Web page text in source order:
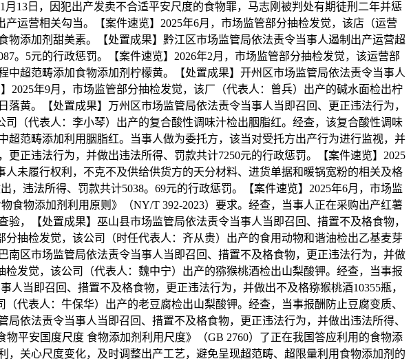
13日，因犯出产发卖不合适平安尺度的食物罪，马志刚被判处有期徒刑二年并惩
运营相关勾当。【案件速览】2025年6月，市场监管部分抽检发觉，该店（运营
添加剂甜美素。【处置成果】黔江区市场监管局依法责令当事人遏制出产运营超
。5元的行政惩罚。【案件速览】2026年2月，市场监管部分抽检发觉，该运营部
超范畴添加食物添加剂柠檬黄。【处置成果】开州区市场监管局依法责令当事人
2025年9月，市场监管部分抽检发觉，该厂（代表人：曾兵）出产的碱水面检出柠
黄。【处置成果】万州区市场监管局依法责令当事人当即召回、更正违法行为，
（代表人：李小琴）出产的复合酸性调味汁检出胭脂红。经查，该复合酸性调味
范畴添加利用胭脂红。当事人做为委托方，该当对受托方出产行为进行监视，并
正违法行为，并做出违法所得、罚款共计7250元的行政惩罚。【案件速览】2025
未履行权利，不克不及供给供货方的天分材料、进货单据和暖锅宽粉的相关及格
违法所得、罚款共计5038。69元的行政惩罚。【案件速览】2025年6月，市场监
物添加剂利用原则》（NY/T 392-2023）要求。经查，当事人正在采购出产红薯
，【处置成果】巫山县市场监管局依法责令当事人当即召回、措置不及格食物，
抽检发觉，该公司（时任代表人：齐从贵）出产的食用动物和谐油检出乙基麦芽
区市场监管局依法责令当事人当即召回、措置不及格食物，更正违法行为，并做
发觉，该公司（代表人：魏中宁）出产的猕猴桃酒检出山梨酸钾。经查，当事报
当即召回、措置不及格食物，更正违法行为，并做出不及格猕猴桃酒10355瓶，
代表人：牛保华）出产的老豆腐检出山梨酸钾。经查，当事报酬防止豆腐变质、
依法责令当事人当即召回、措置不及格食物，更正违法行为，并做出违法所得、
平安国度尺度 食物添加剂利用尺度》（GB 2760）了正在我国答应利用的食物添
关心尺度变化，及时调整出产工艺，避免呈现超范畴、超限量利用食物添加剂的